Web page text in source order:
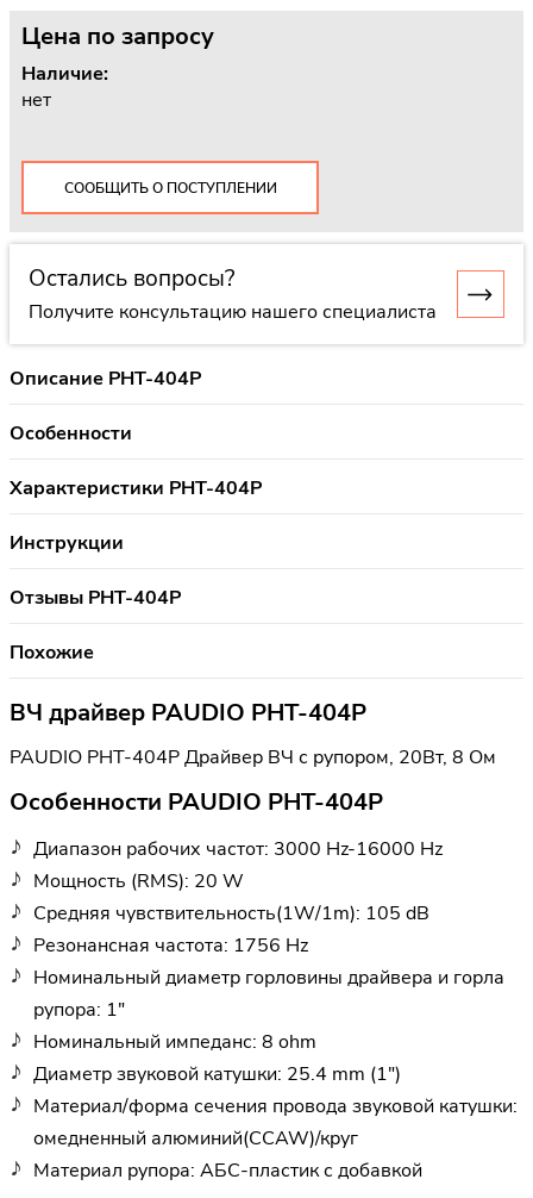
Цена по запросу
Наличие:
нет
СООБЩИТЬ О ПОСТУПЛЕНИИ
Остались вопросы?
Получите консультацию нашего специалиста
Описание PHT-404P
Особенности
Характеристики PHT-404P
Инструкции
Отзывы PHT-404P
Похожие
ВЧ драйвер PAUDIO PHT-404P
PAUDIO PHT-404P Драйвер ВЧ с рупором, 20Вт, 8 Ом
Особенности PAUDIO PHT-404P
Диапазон рабочих частот: 3000 Hz-16000 Hz
Мощность (RMS): 20 W
Средняя чувствительность(1W/1m): 105 dB
Резонансная частота: 1756 Hz
Номинальный диаметр горловины драйвера и горла
рупора: 1"
Номинальный импеданс: 8 ohm
Диаметр звуковой катушки: 25.4 mm (1")
Материал/форма сечения провода звуковой катушки:
омедненный алюминий(CCAW)/круг
Материал рупора: АБС-пластик с добавкой